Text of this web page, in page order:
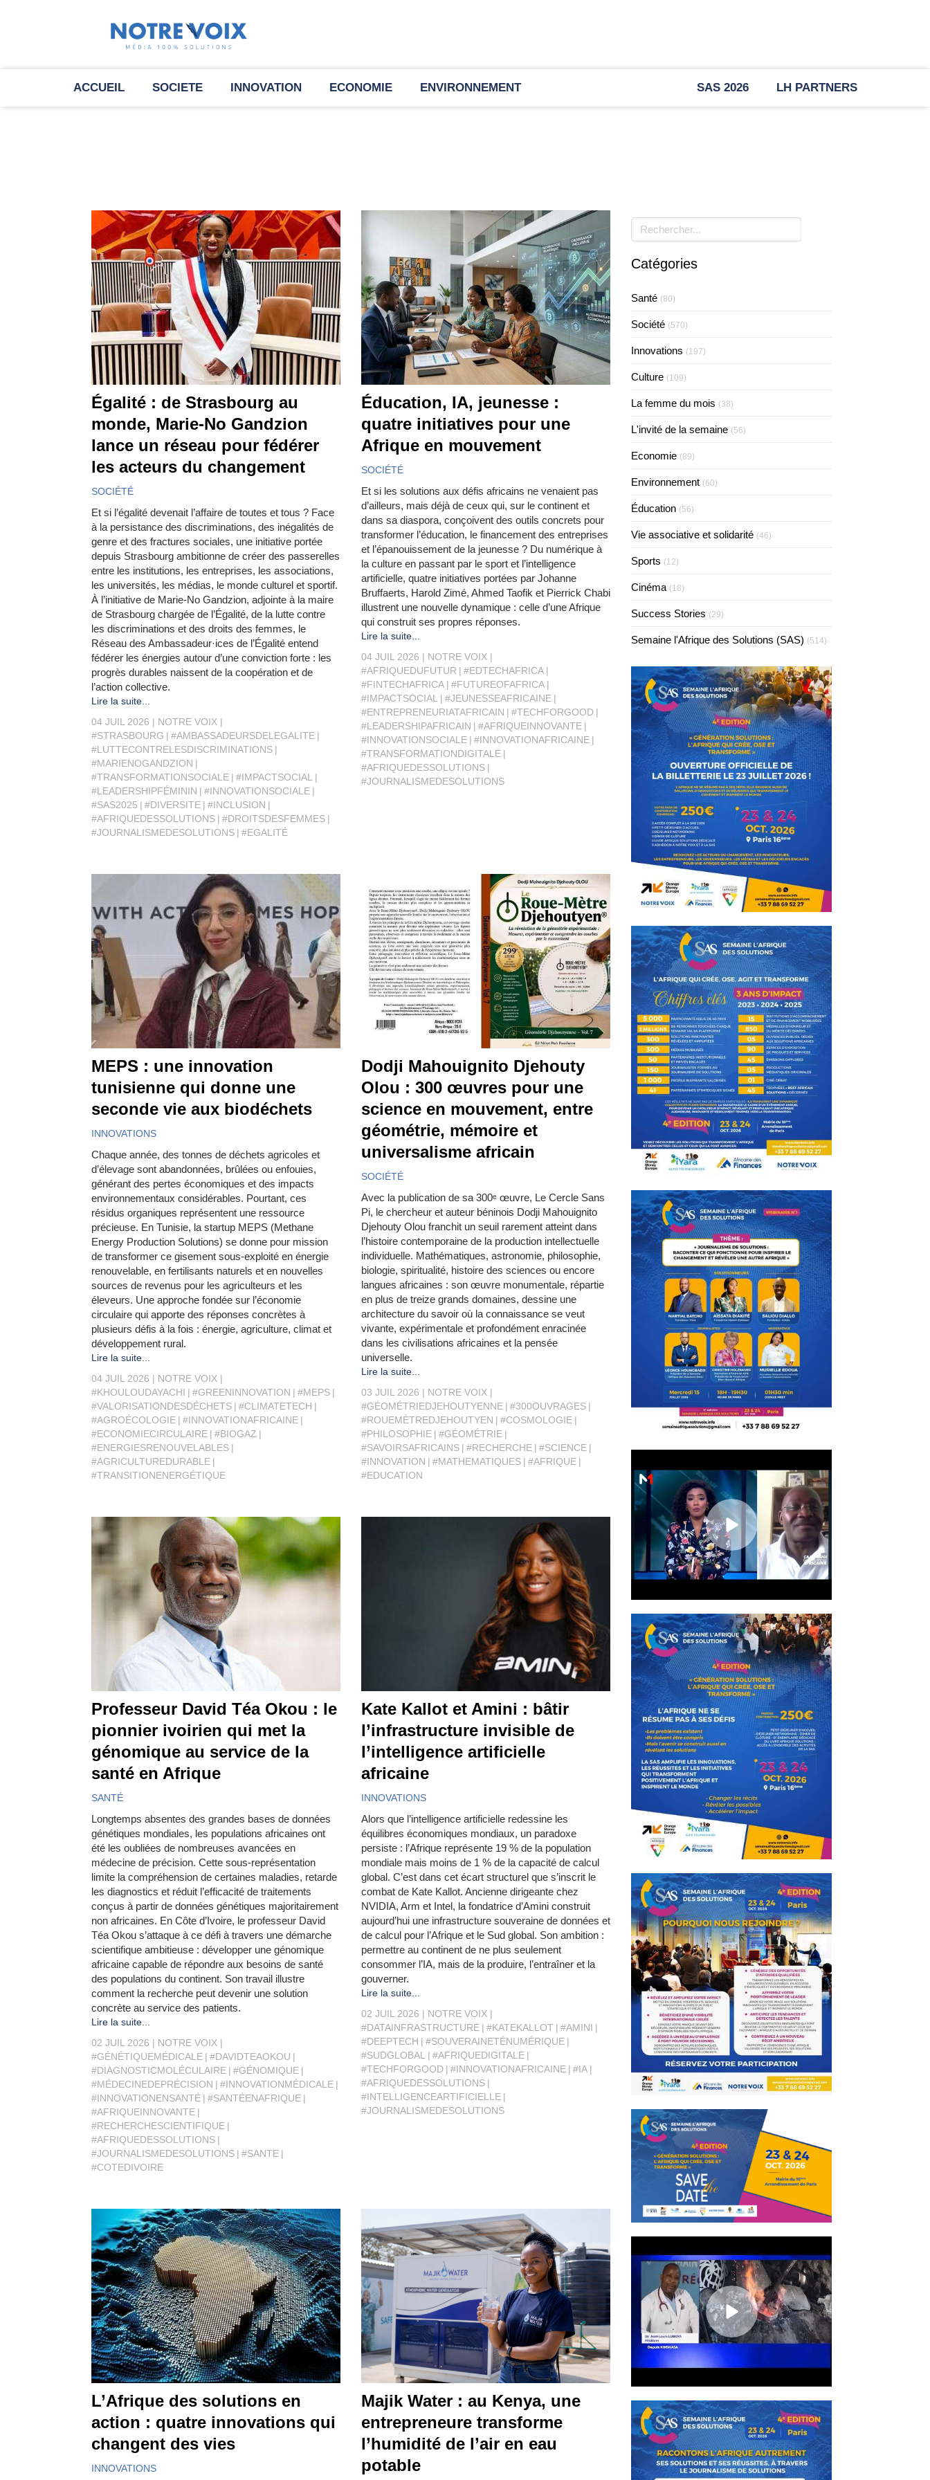
ACCUEIL SOCIETE INNOVATION ECONOMIE ENVIRONNEMENT SAS 2026 LH PARTNERS
Égalité : de Strasbourg au
monde, Marie-No Gandzion
lance un réseau pour fédérer
les acteurs du changement
SOCIÉTÉ
Et si l’égalité devenait l’affaire de toutes et tous ? Face
à la persistance des discriminations, des inégalités de
genre et des fractures sociales, une initiative portée
depuis Strasbourg ambitionne de créer des passerelles
entre les institutions, les entreprises, les associations,
les universités, les médias, le monde culturel et sportif.
À l’initiative de Marie-No Gandzion, adjointe à la maire
de Strasbourg chargée de l’Égalité, de la lutte contre
les discriminations et des droits des femmes, le
Réseau des Ambassadeur·ices de l’Égalité entend
fédérer les énergies autour d’une conviction forte : les
progrès durables naissent de la coopération et de
l’action collective.
Lire la suite...
04 JUIL 2026
NOTRE VOIX
#STRASBOURG
#AMBASSADEURSDELEGALITE
#LUTTECONTRELESDISCRIMINATIONS
#MARIENOGANDZION
#TRANSFORMATIONSOCIALE
#IMPACTSOCIAL
#LEADERSHIPFÉMININ
#INNOVATIONSOCIALE
#SAS2025
#DIVERSITE
#INCLUSION
#AFRIQUEDESSOLUTIONS
#DROITSDESFEMMES
#JOURNALISMEDESOLUTIONS
#EGALITÉ
Éducation, IA, jeunesse :
quatre initiatives pour une
Afrique en mouvement
SOCIÉTÉ
Et si les solutions aux défis africains ne venaient pas
d’ailleurs, mais déjà de ceux qui, sur le continent et
dans sa diaspora, conçoivent des outils concrets pour
transformer l’éducation, le financement des entreprises
et l’épanouissement de la jeunesse ? Du numérique à
la culture en passant par le sport et l’intelligence
artificielle, quatre initiatives portées par Johanne
Bruffaerts, Harold Zimé, Ahmed Taofik et Pierrick Chabi
illustrent une nouvelle dynamique : celle d’une Afrique
qui construit ses propres réponses.
Lire la suite...
04 JUIL 2026
NOTRE VOIX
#AFRIQUEDUFUTUR
#EDTECHAFRICA
#FINTECHAFRICA
#FUTUREOFAFRICA
#IMPACTSOCIAL
#JEUNESSEAFRICAINE
#ENTREPRENEURIATAFRICAIN
#TECHFORGOOD
#LEADERSHIPAFRICAIN
#AFRIQUEINNOVANTE
#INNOVATIONSOCIALE
#INNOVATIONAFRICAINE
#TRANSFORMATIONDIGITALE
#AFRIQUEDESSOLUTIONS
#JOURNALISMEDESOLUTIONS
MEPS : une innovation
tunisienne qui donne une
seconde vie aux biodéchets
INNOVATIONS
Chaque année, des tonnes de déchets agricoles et
d’élevage sont abandonnées, brûlées ou enfouies,
générant des pertes économiques et des impacts
environnementaux considérables. Pourtant, ces
résidus organiques représentent une ressource
précieuse. En Tunisie, la startup MEPS (Methane
Energy Production Solutions) se donne pour mission
de transformer ce gisement sous-exploité en énergie
renouvelable, en fertilisants naturels et en nouvelles
sources de revenus pour les agriculteurs et les
éleveurs. Une approche fondée sur l’économie
circulaire qui apporte des réponses concrètes à
plusieurs défis à la fois : énergie, agriculture, climat et
développement rural.
Lire la suite...
04 JUIL 2026
NOTRE VOIX
#KHOULOUDAYACHI
#GREENINNOVATION
#MEPS
#VALORISATIONDESDÉCHETS
#CLIMATETECH
#AGROÉCOLOGIE
#INNOVATIONAFRICAINE
#ECONOMIECIRCULAIRE
#BIOGAZ
#ENERGIESRENOUVELABLES
#AGRICULTUREDURABLE
#TRANSITIONENERGÉTIQUE
Dodji Mahouignito Djehouty
Olou : 300 œuvres pour une
science en mouvement, entre
géométrie, mémoire et
universalisme africain
SOCIÉTÉ
Avec la publication de sa 300ᵉ œuvre, Le Cercle Sans
Pi, le chercheur et auteur béninois Dodji Mahouignito
Djehouty Olou franchit un seuil rarement atteint dans
l’histoire contemporaine de la production intellectuelle
individuelle. Mathématiques, astronomie, philosophie,
biologie, spiritualité, histoire des sciences ou encore
langues africaines : son œuvre monumentale, répartie
en plus de treize grands domaines, dessine une
architecture du savoir où la connaissance se veut
vivante, expérimentale et profondément enracinée
dans les civilisations africaines et la pensée
universelle.
Lire la suite...
03 JUIL 2026
NOTRE VOIX
#GÉOMÉTRIEDJEHOUTYENNE
#300OUVRAGES
#ROUEMÈTREDJEHOUTYEN
#COSMOLOGIE
#PHILOSOPHIE
#GÉOMÉTRIE
#SAVOIRSAFRICAINS
#RECHERCHE
#SCIENCE
#INNOVATION
#MATHEMATIQUES
#AFRIQUE
#EDUCATION
Professeur David Téa Okou : le
pionnier ivoirien qui met la
génomique au service de la
santé en Afrique
SANTÉ
Longtemps absentes des grandes bases de données
génétiques mondiales, les populations africaines ont
été les oubliées de nombreuses avancées en
médecine de précision. Cette sous-représentation
limite la compréhension de certaines maladies, retarde
les diagnostics et réduit l’efficacité de traitements
conçus à partir de données génétiques majoritairement
non africaines. En Côte d’Ivoire, le professeur David
Téa Okou s’attaque à ce défi à travers une démarche
scientifique ambitieuse : développer une génomique
africaine capable de répondre aux besoins de santé
des populations du continent. Son travail illustre
comment la recherche peut devenir une solution
concrète au service des patients.
Lire la suite...
02 JUIL 2026
NOTRE VOIX
#GÉNÉTIQUEMÉDICALE
#DAVIDTEAOKOU
#DIAGNOSTICMOLÉCULAIRE
#GÉNOMIQUE
#MÉDECINEDEPRÉCISION
#INNOVATIONMÉDICALE
#INNOVATIONENSANTÉ
#SANTÉENAFRIQUE
#AFRIQUEINNOVANTE
#RECHERCHESCIENTIFIQUE
#AFRIQUEDESSOLUTIONS
#JOURNALISMEDESOLUTIONS
#SANTE
#COTEDIVOIRE
Kate Kallot et Amini : bâtir
l’infrastructure invisible de
l’intelligence artificielle
africaine
INNOVATIONS
Alors que l’intelligence artificielle redessine les
équilibres économiques mondiaux, un paradoxe
persiste : l’Afrique représente 19 % de la population
mondiale mais moins de 1 % de la capacité de calcul
global. C’est dans cet écart structurel que s’inscrit le
combat de Kate Kallot. Ancienne dirigeante chez
NVIDIA, Arm et Intel, la fondatrice d’Amini construit
aujourd’hui une infrastructure souveraine de données et
de calcul pour l’Afrique et le Sud global. Son ambition :
permettre au continent de ne plus seulement
consommer l’IA, mais de la produire, l’entraîner et la
gouverner.
Lire la suite...
02 JUIL 2026
NOTRE VOIX
#DATAINFRASTRUCTURE
#KATEKALLOT
#AMINI
#DEEPTECH
#SOUVERAINETÉNUMÉRIQUE
#SUDGLOBAL
#AFRIQUEDIGITALE
#TECHFORGOOD
#INNOVATIONAFRICAINE
#IA
#AFRIQUEDESSOLUTIONS
#INTELLIGENCEARTIFICIELLE
#JOURNALISMEDESOLUTIONS
L’Afrique des solutions en
action : quatre innovations qui
changent des vies
INNOVATIONS
Majik Water : au Kenya, une
entrepreneure transforme
l’humidité de l’air en eau
potable
Rechercher
Catégories
Santé (80)
Société (570)
Innovations (197)
Culture (109)
La femme du mois (38)
L'invité de la semaine (56)
Economie (89)
Environnement (60)
Éducation (56)
Vie associative et solidarité (46)
Sports (12)
Cinéma (18)
Success Stories (29)
Semaine l'Afrique des Solutions (SAS) (514)